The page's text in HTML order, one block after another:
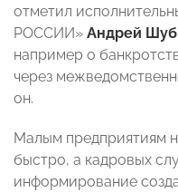
отметил
РОССИИ» Андрей
например о
через
он.
Малым предприятиям
быстро, а кадровых
информирование